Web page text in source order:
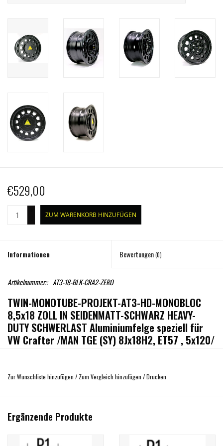
€529,00
ZUM WARENKORB HINZUFÜGEN
Informationen Bewertungen(0)
Artikelnummer:: AT3-18-BLK-CRA2-ZERO
TWIN-MONOTUBE-PROJEKT-AT3-HD-MONOBLOC
8,5x18 ZOLL IN SEIDENMATT-SCHWARZ HEAVY-
DUTY SCHWERLAST Aluminiumfelge speziell für
VW Crafter /MAN TGE (SY) 8Jx18H2, ET57 , 5x120/
Fahrzeugmodell speziell als nahtlos passendes Rundum-Sorglos Paket
Rundum-Sorglos Paket bedeutet neben 1390 kg geprüfter Radlast, auch für
jedes Modell extra die auf den Millimeter beste Einpresstiefe und
Passgenauigkeit ohne der Notwendigkeit von zusätzlichen
Zur Wunschliste hinzufügen / Zum Vergleich hinzufügen /Drucken
Ergänzende Produkte